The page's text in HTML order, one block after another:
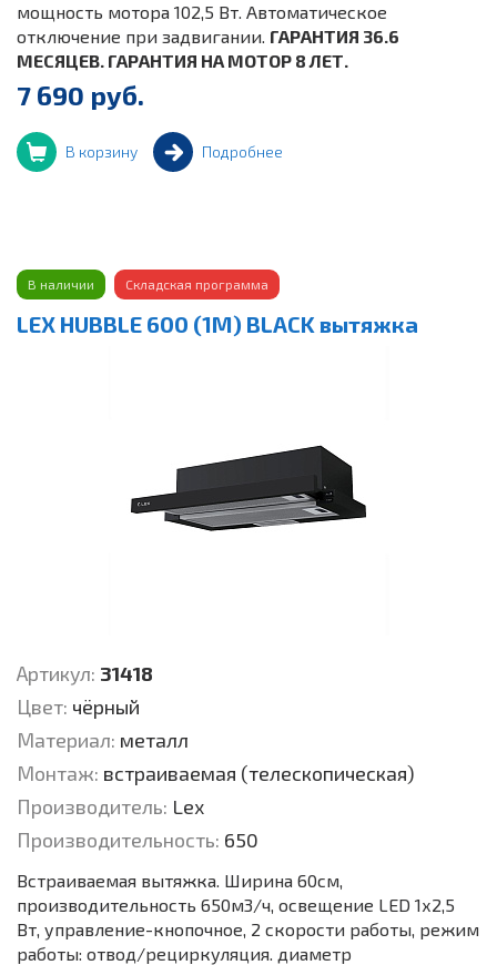
мощность мотора 102,5 Вт. Автоматическое
отключение при задвигании. ГАРАНТИЯ 36.6
МЕСЯЦЕВ. ГАРАНТИЯ НА МОТОР 8 ЛЕТ.
7 690 руб.
В корзину Подробнее
В наличии Складская программа
LEX HUBBLE 600 (1M) BLACK вытяжка
Артикул: 31418
Цвет: чёрный
Материал: металл
Монтаж: встраиваемая (телескопическая)
Производитель: Lex
Производительность: 650
Встраиваемая вытяжка. Ширина 60см,
производительность 650м3/ч, освещение LED 1х2,5
Вт, управление-кнопочное, 2 скорости работы, режим
работы: отвод/рециркуляция. диаметр